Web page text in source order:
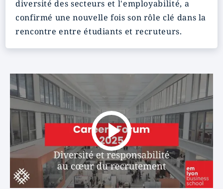
diversité des secteurs et l'employabilité, a
confirmé une nouvelle fois son rôle clé dans la
rencontre entre étudiants et recruteurs.